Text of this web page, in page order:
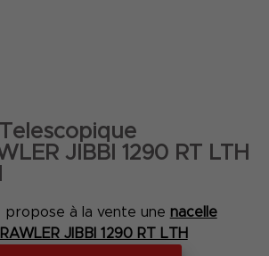
JIBBI 1290 RT LTH
propose à la vente une nacelle
JIBBI 1290 RT LTH